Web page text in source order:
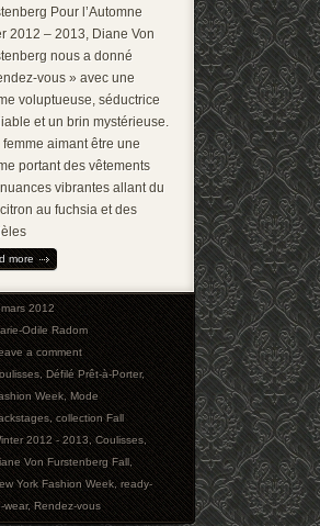
Pour l’Automne
2012 – 2013, Diane Von
nous a donné
vous » avec une
voluptueuse, séductrice
et un brin mystérieuse.
femme aimant être une
portant des vêtements
vibrantes allant du
au fuchsia et des
more
2012
Odile Radom
a comment
,Défilé Prêt-à-Porter,
Week,Mode
,collection Fall
2012 - 2013,Coulisses,
Von Furstenberg Fall,
York Fashion Week,ready-
wear,Rendez-vous